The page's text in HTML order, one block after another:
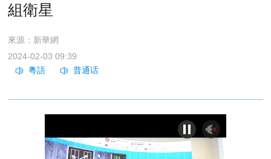
組衛星
來源：新華網
2024-02-03 09:39